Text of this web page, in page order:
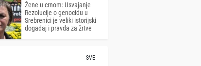
Žene u crnom: Usvajanje
Rezolucije o genocidu u
Srebrenici je veliki istorijski
događaj i pravda za žrtve
SVE